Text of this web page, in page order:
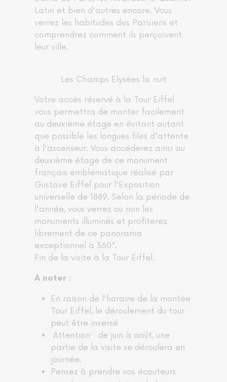
Latin et bien d'autres encore. Vous
verrez les habitudes des Parisiens et
comprendrez comment ils perçoivent
leur ville.
Les Champs Elysées la nuit
Votre accès réservé à la Tour Eiffel
vous permettra de monter facilement
au deuxième étage en évitant autant
que possible les longues files d'attente
à l'ascenseur. Vous accéderez ainsi au
deuxième étage de ce monument
français emblématique réalisé par
Gustave Eiffel pour l'Exposition
universelle de 1889. Selon la période de
l'année, vous verrez ou non les
monuments illuminés et profiterez
librement de ce panorama
exceptionnel à 360°.
Fin de la visite à la Tour Eiffel.
A noter :
En raison de l'horaire de la montée
Tour Eiffel, le déroulement du tour
peut être inversé
Attention : de juin à août, une
partie de la visite se déroulera en
journée.
Pensez à prendre vos écouteurs